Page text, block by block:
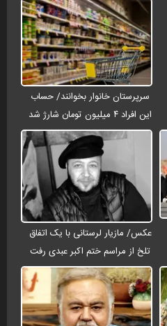
سرپرستان خانوار بخوانند/ حساب
این افراد ۴ میلیون تومان شارژ شد
عکس/ مازیار لرستانی با یک اتفاق
تلخ از مراسم ختم اکبر عبدی رفت